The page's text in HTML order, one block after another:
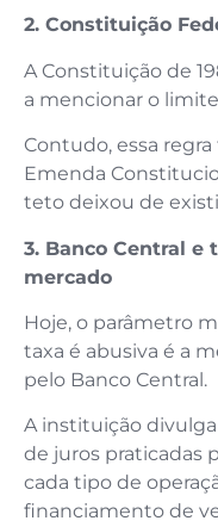
2. Constituição
A Constituição de
a mencionar o limite
Contudo, essa
Emenda
teto deixou de
3. Banco Central e
mercado
Hoje, o parâmetro
taxa é abusiva é a
pelo Banco Central.
A instituição
de juros praticadas
cada tipo de
financiamento de